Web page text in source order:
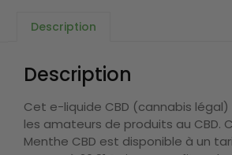
Description
Description
Cet e-liquide CBD (cannabis
les amateurs de produits au CBD.
Menthe CBD est disponible à un